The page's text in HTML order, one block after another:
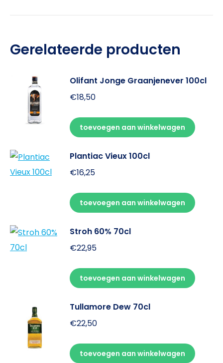
Gerelateerde producten
Olifant Jonge Graanjenever 100cl
€18,50
toevoegen aan winkelwagen
Plantiac Vieux 100cl
€16,25
toevoegen aan winkelwagen
Stroh 60% 70cl
€22,95
toevoegen aan winkelwagen
Tullamore Dew 70cl
€22,50
toevoegen aan winkelwagen